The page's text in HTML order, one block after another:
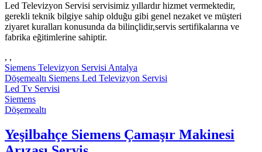
Led Televizyon Servisi servisimiz yıllardır hizmet vermektedir,
gerekli teknik bilgiye sahip olduğu gibi genel nezaket ve müşteri
ziyaret kuralları konusunda da bilinçlidir,servis sertifikalarına ve
fabrika eğitimlerine sahiptir.
, ,
Siemens Televizyon Servisi Antalya
Döşemealtı Siemens Led Televizyon Servisi
Led Tv Servisi
Siemens
Döşemealtı
Yeşilbahçe Siemens Çamaşır Makinesi